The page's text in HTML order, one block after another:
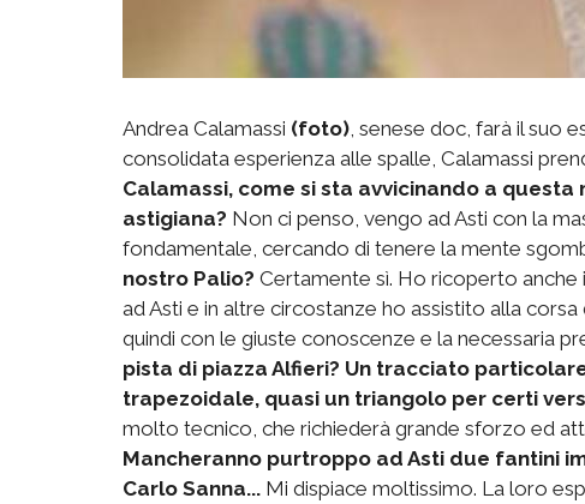
Andrea Calamassi (foto) , senese doc, farà il suo
consolidata esperienza alle spalle, Calamassi
Calamassi, come si sta avvicinando a questa
astigiana? Non ci penso, vengo ad Asti con la
fondamentale, cercando di tenere la mente
nostro Palio? Certamente sì. Ho ricoperto anche
ad Asti e in altre circostanze ho assistito alla
quindi con le giuste conoscenze e la necessaria
pista di piazza Alfieri? Un tracciato
trapezoidale, quasi un triangolo per certi
molto tecnico, che richiederà grande sforzo ed
Mancheranno purtroppo ad Asti due fantini
Carlo Sanna... Mi dispiace moltissimo. La loro